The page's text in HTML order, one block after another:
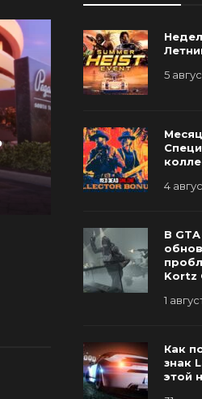
Разработчики
встречу с
Games
22 июля, 2026 0
5
4
В
Kortz
1
Как
знак
этой